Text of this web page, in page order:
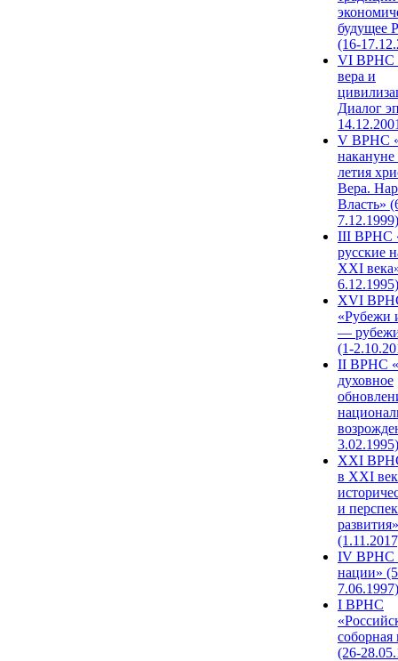
будущее
(16-
VI ВРНС
вера и
Диалог
V ВРНС
накануне
летия
Вера.
Власть»
7.12.1999)
III ВРНС
русские
XXI
6.12.1995)
XVI
«Рубежи
—
(1-
II ВРНС
духовное
3.02.1995)
XХI
в XXI
и
развития»
IV ВРНС
нации»
7.06.1997)
I ВРНС
(26-